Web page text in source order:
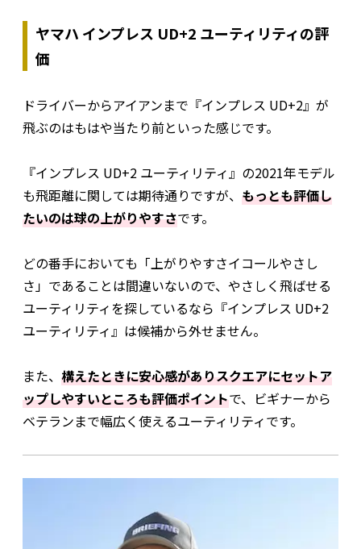
ヤマハ インプレス UD+2 ユーティリティの評
価
ドライバーからアイアンまで『インプレス UD+2』が
飛ぶのはもはや当たり前といった感じです。
『インプレス UD+2 ユーティリティ』の2021年モデル
も飛距離に関しては期待通りですが、 もっとも評価し
たいのは球の上がりやすさです。
どの番手においても「上がりやすさイコールやさし
さ」であることは間違いないので、やさしく飛ばせる
ユーティリティを探しているなら『インプレス UD+2
ユーティリティ』は候補から外せません。
また、 構えたときに安心感がありスクエアにセットア
ップしやすいところも評価ポイントで、ビギナーから
ベテランまで幅広く使えるユーティリティです。